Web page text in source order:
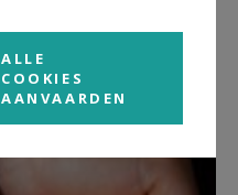
ALLE
COOKIES
AANVAARDEN